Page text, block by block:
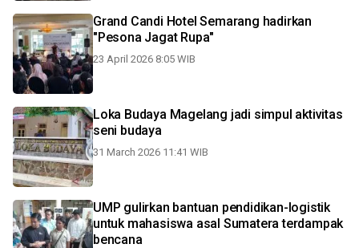
Grand Candi Hotel Semarang hadirkan
"Pesona Jagat Rupa"
23 April 2026 8:05 WIB
Loka Budaya Magelang jadi simpul aktivitas
seni budaya
31 March 2026 11:41 WIB
UMP gulirkan bantuan pendidikan-logistik
untuk mahasiswa asal Sumatera terdampak
bencana